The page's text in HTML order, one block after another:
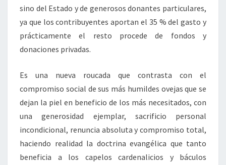
sino del Estado y de generosos donantes particulares,
ya que los contribuyentes aportan el 35 % del gasto y
prácticamente el resto procede de fondos y
donaciones privadas.
Es una nueva roucada que contrasta con el
compromiso social de sus más humildes ovejas que se
dejan la piel en beneficio de los más necesitados, con
una generosidad ejemplar, sacrificio personal
incondicional, renuncia absoluta y compromiso total,
haciendo realidad la doctrina evangélica que tanto
beneficia a los capelos cardenalicios y báculos